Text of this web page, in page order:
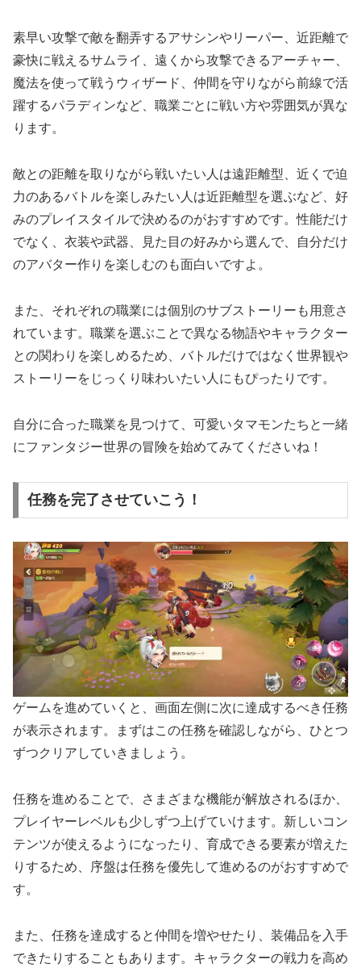
素早い攻撃で敵を翻弄するアサシンやリーパー、近距離で
豪快に戦えるサムライ、遠くから攻撃できるアーチャー、
魔法を使って戦うウィザード、仲間を守りながら前線で活
躍するパラディンなど、職業ごとに戦い方や雰囲気が異な
ります。
敵との距離を取りながら戦いたい人は遠距離型、近くで迫
力のあるバトルを楽しみたい人は近距離型を選ぶなど、好
みのプレイスタイルで決めるのがおすすめです。性能だけ
でなく、衣装や武器、見た目の好みから選んで、自分だけ
のアバター作りを楽しむのも面白いですよ。
また、それぞれの職業には個別のサブストーリーも用意さ
れています。職業を選ぶことで異なる物語やキャラクター
との関わりを楽しめるため、バトルだけではなく世界観や
ストーリーをじっくり味わいたい人にもぴったりです。
自分に合った職業を見つけて、可愛いタマモンたちと一緒
にファンタジー世界の冒険を始めてみてくださいね！
任務を完了させていこう！
ゲームを進めていくと、画面左側に次に達成するべき任務
が表示されます。まずはこの任務を確認しながら、ひとつ
ずつクリアしていきましょう。
任務を進めることで、さまざまな機能が解放されるほか、
プレイヤーレベルも少しずつ上げていけます。新しいコン
テンツが使えるようになったり、育成できる要素が増えた
りするため、序盤は任務を優先して進めるのがおすすめで
す。
また、任務を達成すると仲間を増やせたり、装備品を入手
できたりすることもあります。キャラクターの戦力を高め